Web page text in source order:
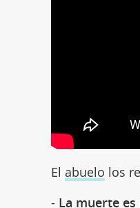
El abuelo los
- La muerte